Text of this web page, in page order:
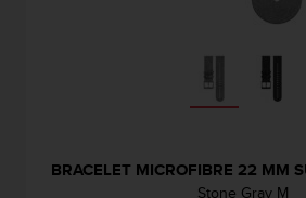
BRACELET MICROFIBRE 22 MM
Stone Gray M